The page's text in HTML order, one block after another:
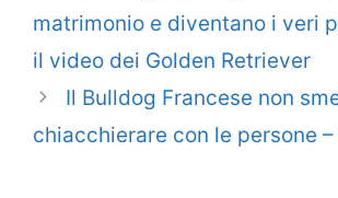
matrimonio e diventano i veri
il video dei Golden Retriever
Il Bulldog Francese non
chiacchierare con le persone –